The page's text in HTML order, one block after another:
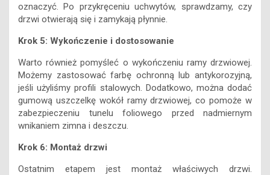
oznaczyć. Po przykręceniu uchwytów, sprawdzamy, czy
drzwi otwierają się i zamykają płynnie.
Krok 5: Wykończenie i dostosowanie
Warto również pomyśleć o wykończeniu ramy drzwiowej.
Możemy zastosować farbę ochronną lub antykorozyjną,
jeśli użyliśmy profili stalowych. Dodatkowo, można dodać
gumową uszczelkę wokół ramy drzwiowej, co pomoże w
zabezpieczeniu tunelu foliowego przed nadmiernym
wnikaniem zimna i deszczu.
Krok 6: Montaż drzwi
Ostatnim etapem jest montaż właściwych drzwi.